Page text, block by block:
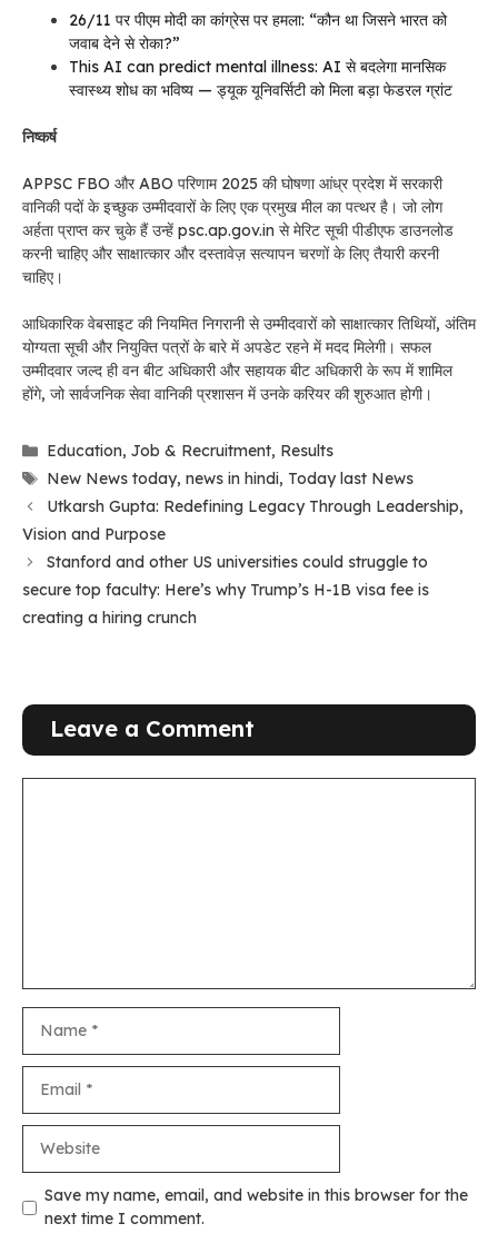
26/11 पर पीएम मोदी का कांग्रेस पर हमला: “कौन था जिसने भारत को
जवाब देने से रोका?”
This AI can predict mental illness: AI से बदलेगा मानसिक
स्वास्थ्य शोध का भविष्य — ड्यूक यूनिवर्सिटी को मिला बड़ा फेडरल ग्रांट
निष्कर्ष
APPSC FBO और ABO परिणाम 2025 की घोषणा आंध्र प्रदेश में सरकारी
वानिकी पदों के इच्छुक उम्मीदवारों के लिए एक प्रमुख मील का पत्थर है। जो लोग
अर्हता प्राप्त कर चुके हैं उन्हें psc.ap.gov.in से मेरिट सूची पीडीएफ डाउनलोड
करनी चाहिए और साक्षात्कार और दस्तावेज़ सत्यापन चरणों के लिए तैयारी करनी
चाहिए।
आधिकारिक वेबसाइट की नियमित निगरानी से उम्मीदवारों को साक्षात्कार तिथियों, अंतिम
योग्यता सूची और नियुक्ति पत्रों के बारे में अपडेट रहने में मदद मिलेगी। सफल
उम्मीदवार जल्द ही वन बीट अधिकारी और सहायक बीट अधिकारी के रूप में शामिल
होंगे, जो सार्वजनिक सेवा वानिकी प्रशासन में उनके करियर की शुरुआत होगी।
Categories
Education,Job & Recruitment, Results
Tags
New News today,news in hindi, Today last News
Utkarsh Gupta: Redefining Legacy Through Leadership,
Vision and Purpose
Stanford and other US universities could struggle to
secure top faculty: Here’s why Trump’s H-1B visa fee is
creating a hiring crunch
Leave a Comment
Save my name, email, and website in this browser for the
next time I comment.